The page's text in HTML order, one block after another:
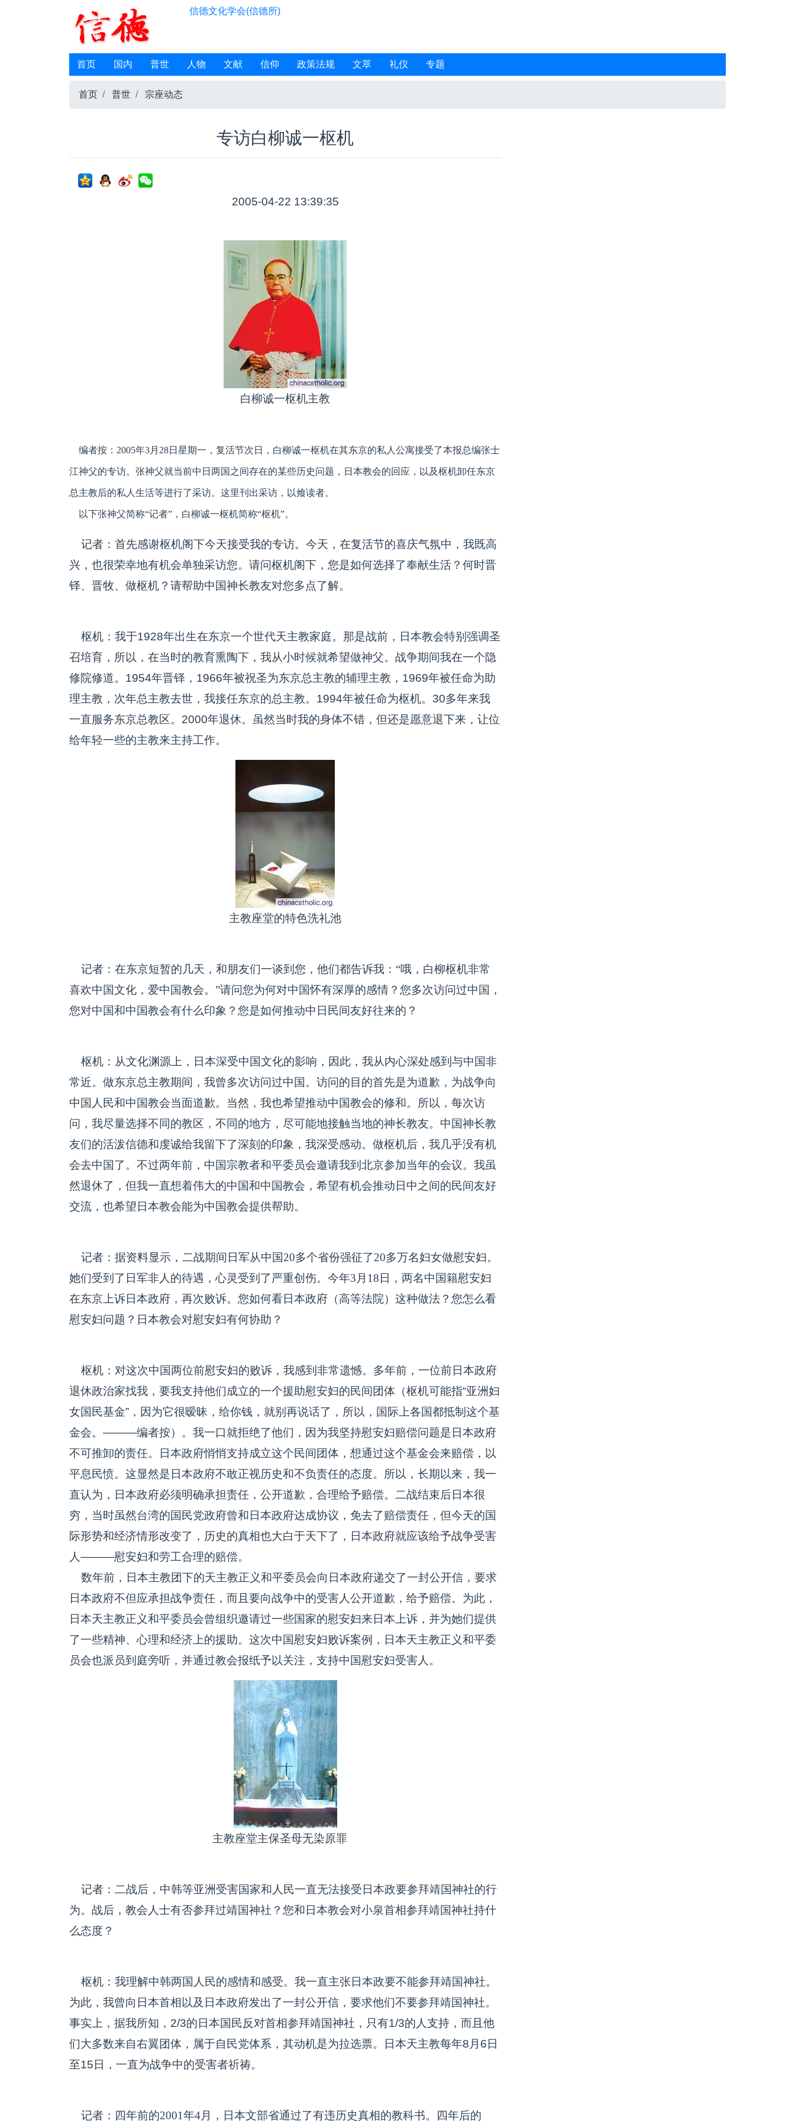
信德文化学会(信德所)
首页 国内 普世 人物 文献 信仰 政策法规 文萃 礼仪 专题
首页 普世 宗座动态
专访白柳诚一枢机
2005-04-22 13:39:35
白柳诚一枢机主教
编者按：2005年3月28日星期一，复活节次日，白柳诚一枢机在其东京的私人公寓接受了本报总编张士
江神父的专访。张神父就当前中日两国之间存在的某些历史问题，日本教会的回应，以及枢机卸任东京
总主教后的私人生活等进行了采访。这里刊出采访，以飨读者。
以下张神父简称“记者”，白柳诚一枢机简称“枢机”。
记者：首先感谢枢机阁下今天接受我的专访。今天，在复活节的喜庆气氛中，我既高
兴，也很荣幸地有机会单独采访您。请问枢机阁下，您是如何选择了奉献生活？何时晋
铎、晋牧、做枢机？请帮助中国神长教友对您多点了解。
枢机：我于1928年出生在东京一个世代天主教家庭。那是战前，日本教会特别强调圣
召培育，所以，在当时的教育熏陶下，我从小时候就希望做神父。战争期间我在一个隐
修院修道。1954年晋铎，1966年被祝圣为东京总主教的辅理主教，1969年被任命为助
理主教，次年总主教去世，我接任东京的总主教。1994年被任命为枢机。30多年来我
一直服务东京总教区。2000年退休。虽然当时我的身体不错，但还是愿意退下来，让位
给年轻一些的主教来主持工作。
主教座堂的特色洗礼池
记者：在东京短暂的几天，和朋友们一谈到您，他们都告诉我：“哦，白柳枢机非常
喜欢中国文化，爱中国教会。”请问您为何对中国怀有深厚的感情？您多次访问过中国，
您对中国和中国教会有什么印象？您是如何推动中日民间友好往来的？
枢机：从文化渊源上，日本深受中国文化的影响，因此，我从内心深处感到与中国非
常近。做东京总主教期间，我曾多次访问过中国。访问的目的首先是为道歉，为战争向
中国人民和中国教会当面道歉。当然，我也希望推动中国教会的修和。所以，每次访
问，我尽量选择不同的教区，不同的地方，尽可能地接触当地的神长教友。中国神长教
友们的活泼信德和虔诚给我留下了深刻的印象，我深受感动。做枢机后，我几乎没有机
会去中国了。不过两年前，中国宗教者和平委员会邀请我到北京参加当年的会议。我虽
然退休了，但我一直想着伟大的中国和中国教会，希望有机会推动日中之间的民间友好
交流，也希望日本教会能为中国教会提供帮助。
记者：据资料显示，二战期间日军从中国20多个省份强征了20多万名妇女做慰安妇。
她们受到了日军非人的待遇，心灵受到了严重创伤。今年3月18日，两名中国籍慰安妇
在东京上诉日本政府，再次败诉。您如何看日本政府（高等法院）这种做法？您怎么看
慰安妇问题？日本教会对慰安妇有何协助？
枢机：对这次中国两位前慰安妇的败诉，我感到非常遗憾。多年前，一位前日本政府
退休政治家找我，要我支持他们成立的一个援助慰安妇的民间团体（枢机可能指“亚洲妇
女国民基金”，因为它很暧昧，给你钱，就别再说话了，所以，国际上各国都抵制这个基
金会。———编者按）。我一口就拒绝了他们，因为我坚持慰安妇赔偿问题是日本政府
不可推卸的责任。日本政府悄悄支持成立这个民间团体，想通过这个基金会来赔偿，以
平息民愤。这显然是日本政府不敢正视历史和不负责任的态度。所以，长期以来，我一
直认为，日本政府必须明确承担责任，公开道歉，合理给予赔偿。二战结束后日本很
穷，当时虽然台湾的国民党政府曾和日本政府达成协议，免去了赔偿责任，但今天的国
际形势和经济情形改变了，历史的真相也大白于天下了，日本政府就应该给予战争受害
人———慰安妇和劳工合理的赔偿。
数年前，日本主教团下的天主教正义和平委员会向日本政府递交了一封公开信，要求
日本政府不但应承担战争责任，而且要向战争中的受害人公开道歉，给予赔偿。为此，
日本天主教正义和平委员会曾组织邀请过一些国家的慰安妇来日本上诉，并为她们提供
了一些精神、心理和经济上的援助。这次中国慰安妇败诉案例，日本天主教正义和平委
员会也派员到庭旁听，并通过教会报纸予以关注，支持中国慰安妇受害人。
主教座堂主保圣母无染原罪
记者：二战后，中韩等亚洲受害国家和人民一直无法接受日本政要参拜靖国神社的行
为。战后，教会人士有否参拜过靖国神社？您和日本教会对小泉首相参拜靖国神社持什
么态度？
枢机：我理解中韩两国人民的感情和感受。我一直主张日本政要不能参拜靖国神社。
为此，我曾向日本首相以及日本政府发出了一封公开信，要求他们不要参拜靖国神社。
事实上，据我所知，2/3的日本国民反对首相参拜靖国神社，只有1/3的人支持，而且他
们大多数来自右翼团体，属于自民党体系，其动机是为拉选票。日本天主教每年8月6日
至15日，一直为战争中的受害者祈祷。
记者：四年前的2001年4月，日本文部省通过了有违历史真相的教科书。四年后的